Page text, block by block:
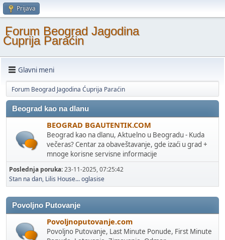
Prijava
Forum Beograd Jagodina
Ćuprija Paraćin
Glavni meni
Forum Beograd Jagodina Ćuprija Paraćin
Beograd kao na dlanu
BEOGRAD BGAUTENTIK.COM
Beograd kao na dlanu, Aktuelno u Beogradu - Kuda
večeras? Centar za obaveštavanje, gde izaći u grad +
mnoge korisne servisne informacije
Poslednja poruka:23-11-2025, 07:25:42
Stan na dan, Lilis House...oglasise
Povoljno Putovanje
Povoljnoputovanje.com
Povoljno Putovanje, Last Minute Ponude, First Minute